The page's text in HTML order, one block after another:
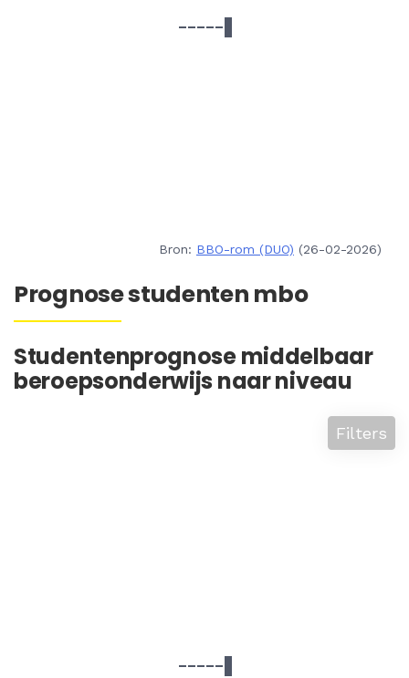
Bron: BBO-rom (DUO) (26-02-2026)
Prognose studenten mbo
Studentenprognose middelbaar
beroepsonderwijs naar niveau
Filters